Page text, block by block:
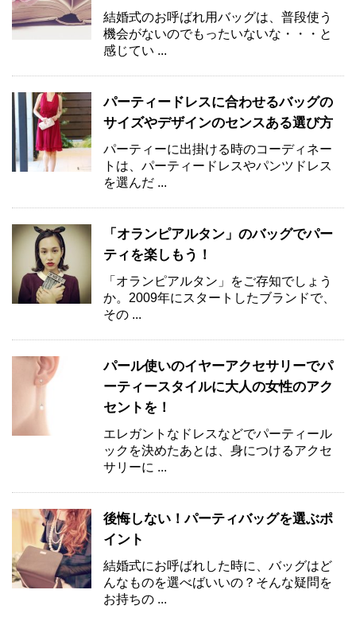
結婚式のお呼ばれ用バッグは、普段使う
機会がないのでもったいないな・・・と
感じてい ...
パーティードレスに合わせるバッグの
サイズやデザインのセンスある選び方
パーティーに出掛ける時のコーディネー
トは、パーティードレスやパンツドレス
を選んだ ...
「オランピアルタン」のバッグでパー
ティを楽しもう！
「オランピアルタン」をご存知でしょう
か。2009年にスタートしたブランドで、
その ...
パール使いのイヤーアクセサリーでパ
ーティースタイルに大人の女性のアク
セントを！
エレガントなドレスなどでパーティール
ックを決めたあとは、身につけるアクセ
サリーに ...
後悔しない！パーティバッグを選ぶポ
イント
結婚式にお呼ばれした時に、バッグはど
んなものを選べばいいの？そんな疑問を
お持ちの ...